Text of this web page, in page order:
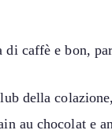
di caffè e bon,
della
au chocolat e